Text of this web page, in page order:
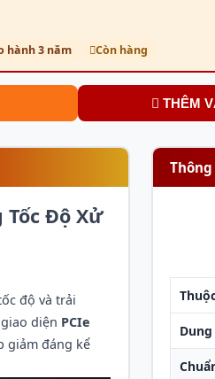
hành 3 năm Còn hàng
THÊM
Tốc Độ Xử
độ và trải
diện PCIe
giảm đáng kể